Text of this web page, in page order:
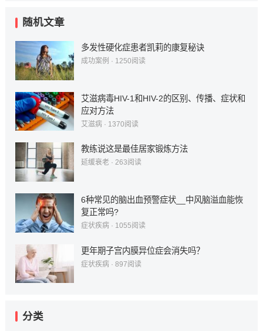
随机文章
多发性硬化症患者凯莉的康复秘诀
成功案例 · 1250阅读
艾滋病毒HIV-1和HIV-2的区别、传播、症状和
应对方法
艾滋病· 1370阅读
教练说这是最佳居家锻炼方法
延缓衰老· 263阅读
6种常见的脑出血预警症状__中风脑溢血能恢
复正常吗?
症状疾病· 1055阅读
更年期子宫内膜异位症会消失吗？
症状疾病· 897阅读
分类